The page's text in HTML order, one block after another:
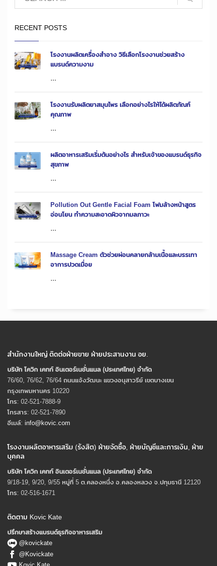
RECENT POSTS
โรงงานผลิตเครื่องสำอาง วิธีเลือกโรงงานช่วยสร้าง
แบรนด์ความงาม
...
โรงงานรับผลิตยาสมุนไพร เลือกอย่างไรให้ได้ผลิตภัณฑ์
คุณภาพ
...
ผลิตอาหารเสริมเริ่มต้นอย่างไร สำหรับเจ้าของแบรนด์ธุรกิจ
สุขภาพ
...
Pollution Out Gentle Facial Foam โฟมล้างหน้าสูตร
อ่อนโยน ทำความสะอาดผิวจากมลภาวะ
...
Massage Cream ตัวช่วยผ่อนคลายกล้ามเนื้อและบรรเทา
อาการปวดเมื่อย
...
สำนักงานใหญ่ ติดต่อฝ่ายขาย ฝ่ายประสานงาน อย.
บริษัท โควิก เคทท์ อินเตอร์เนชั่นแนล (ประเทศไทย) จํากัด
76/60, 76/62, 76/64 ถนนแจ้งวัฒนะ แขวงอนุสาวรีย์ เขตบางเขน
กรุงเทพมหานคร 10220
โทร: 02-521-7888-9
โทรสาร: 02-521-7890
อีเมล์: info@kovic.com
โรงงานผลิตอาหารเสริม (รังสิต) ฝ่ายจัดซื้อ, ฝ่ายบัญชีและการเงิน, ฝ่าย
บุคคล
บริษัท โควิก เคทท์ อินเตอร์เนชั่นแนล (ประเทศไทย) จํากัด
9/18-19, 9/20, 9/55 หมู่ที่ 5 ต.คลองหนึ่ง อ.คลองหลวง จ.ปทุมธานี 12120
โทร: 02-516-1671
ติดตาม Kovic Kate
ปรึกษาสร้างแบรนด์ธุรกิจอาหารเสริม
@kovickate
@Kovickate